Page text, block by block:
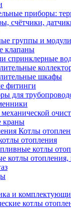
приборы:
счётчики,
группы и модули
клапаны
спринклерные
шкафы
фитинги
для
краны
Котлы
отопления
котлы
котлы
и
котлы